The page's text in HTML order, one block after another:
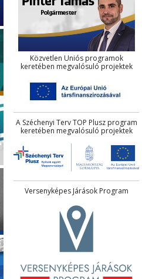
Közvetlen Uniós programok
keretében megvalósuló projektek
A Széchenyi Terv TOP Plusz program
keretében megvalósuló projektek
Versenyképes Járások Program